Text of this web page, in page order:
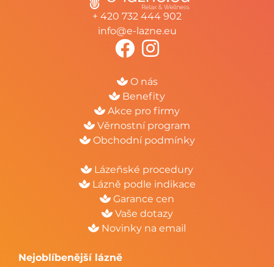
+ 420 732 444 902
info@e-lazne.eu
O nás
Benefity
Akce pro firmy
Věrnostní program
Obchodní podmínky
Lázeňské procedury
Lázně podle indikace
Garance cen
Vaše dotazy
Novinky na email
Nejoblíbenější lázně